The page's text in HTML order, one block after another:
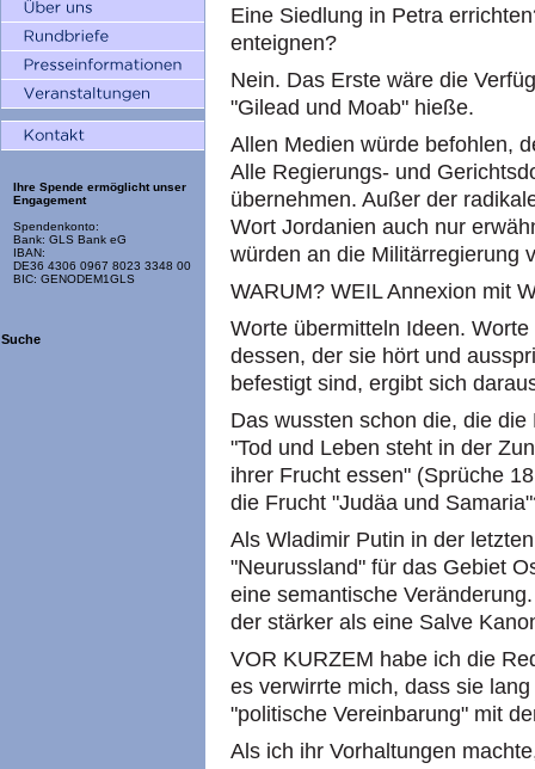
Ihre Spende ermöglicht unser
Engagement
Spendenkonto:
Bank: GLS Bank eG
IBAN:
DE36 4306 0967 8023 3348 00
BIC: GENODEM1GLS
Suche
Eine Siedlung in Petra
enteignen?
Nein. Das Erste wäre die
"Gilead und Moab" hieße.
Allen Medien würde befohlen,
Alle Regierungs- und
übernehmen. Außer der
Wort Jordanien auch nur
würden an die Militärregierung
WARUM? WEIL Annexion mit
Worte übermitteln Ideen.
dessen, der sie hört und
befestigt sind, ergibt sich
Das wussten schon die, die
"Tod und Leben steht in der
ihrer Frucht essen" (Sprüche
die Frucht "Judäa und
Als Wladimir Putin in der
"Neurussland" für das Gebiet
eine semantische
der stärker als eine Salve
VOR KURZEM habe ich die
es verwirrte mich, dass sie
"politische Vereinbarung" mit
Als ich ihr Vorhaltungen